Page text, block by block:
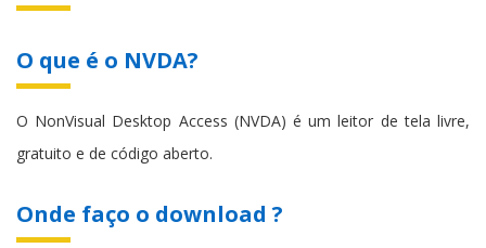
O que é o NVDA?
O NonVisual Desktop Access (NVDA) é um leitor de tela livre,
gratuito e de código aberto.
Onde faço o download ?